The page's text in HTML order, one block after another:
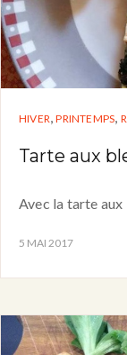
HIVER,PRINTEMPS,
Tarte aux
Avec la tarte aux
5 MAI 2017